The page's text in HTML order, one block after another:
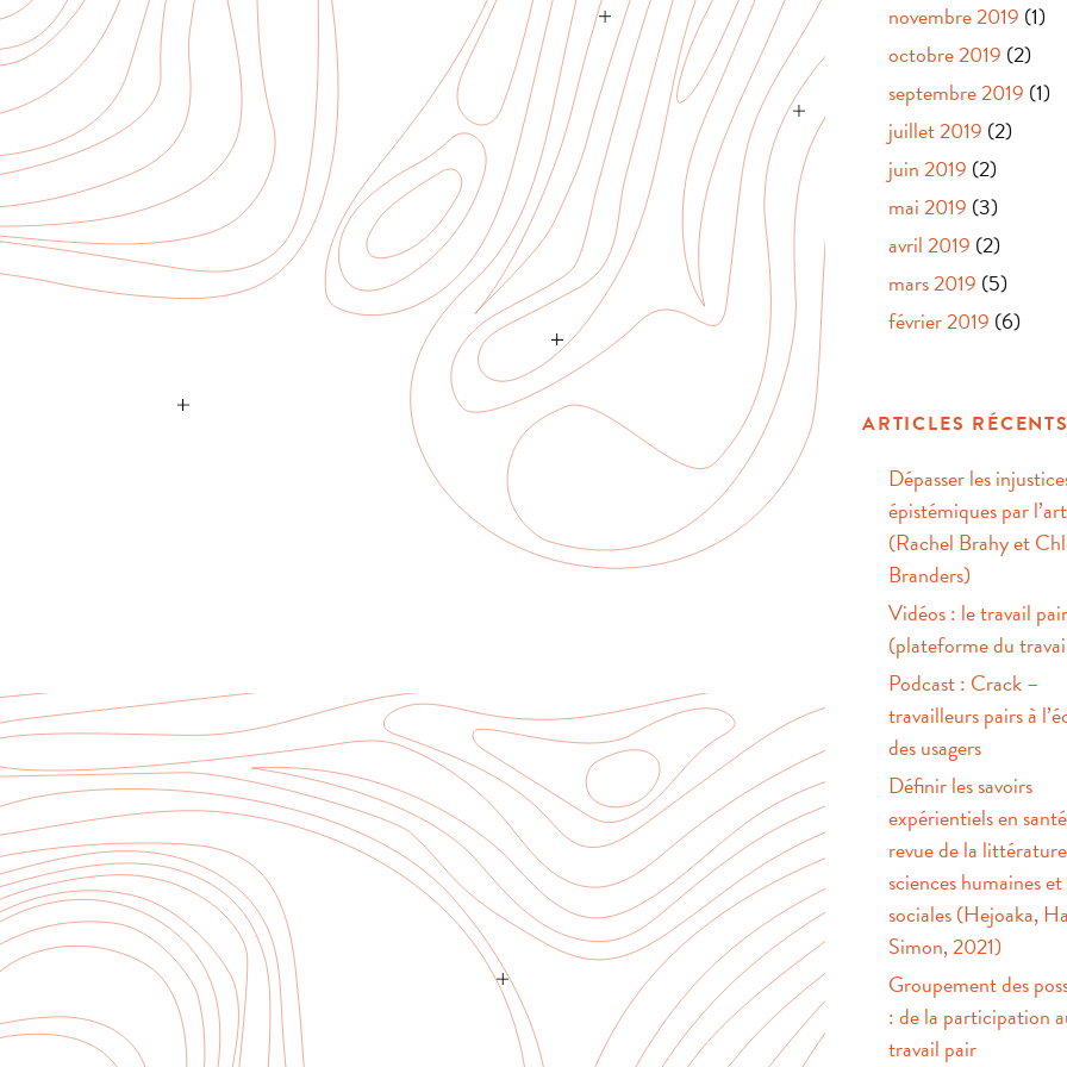
novembre 2019 (1)
octobre 2019 (2)
septembre 2019 (1)
juillet 2019 (2)
juin 2019 (2)
mai 2019 (3)
avril 2019 (2)
mars 2019 (5)
février 2019 (6)
ARTICLES
Dépasser les
épistémiques par l’art
(Rachel Brahy et
Branders)
Vidéos : le travail pair
(plateforme du
Podcast : Crack –
travailleurs pairs à
des usagers
Définir les savoirs
expérientiels en
revue de la
sciences humaines et
sociales (Hejoaka,
Simon, 2021)
Groupement des
: de la participation
travail pair